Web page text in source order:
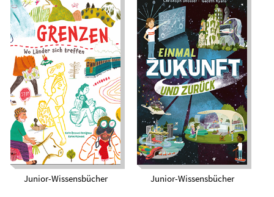
Grenzen. Wo Länder
sich treffen
Junior-Wissensbücher
Einmal Zukunft und
zurück.
Kindersachbuch
über die Welt von
Morgen
Junior-Wissensbücher